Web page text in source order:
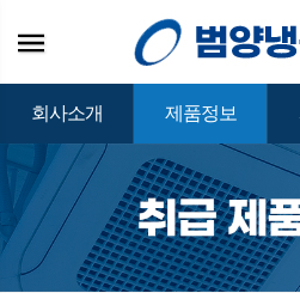
회사소개 제품정보